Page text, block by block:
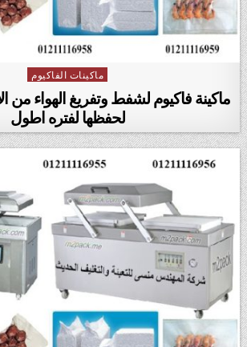
Posted in
ماكينات الفاكيوم
ماكينة فاكيوم لشفط وتفريغ الهواء من
لحفظها لفتره اطول